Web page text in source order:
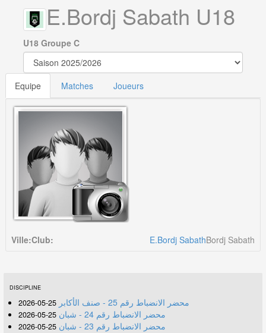
E.Bordj Sabath U18
U18 Groupe C
Equipe Matches Joueurs
Ville: Bordj Sabath
Club: E.Bordj Sabath
DISCIPLINE
محضر الانضباط رقم 25 - صنف الأكابر 25-05-2026
محضر الانضباط رقم 24 - شبان 25-05-2026
محضر الانضباط رقم 23 - شبان 25-05-2026